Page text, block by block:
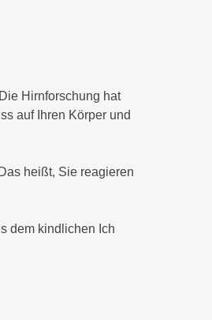
Hirnforschung hat
auf Ihren Körper und
heißt, Sie reagieren
dem kindlichen Ich